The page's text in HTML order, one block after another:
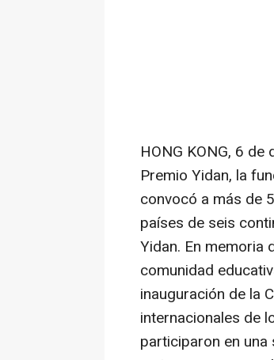
HONG KONG, 6 de
Premio Yidan, la
convocó a más de
países de seis
Yidan. En memoria
comunidad
inauguración de la
internacionales de
participaron en